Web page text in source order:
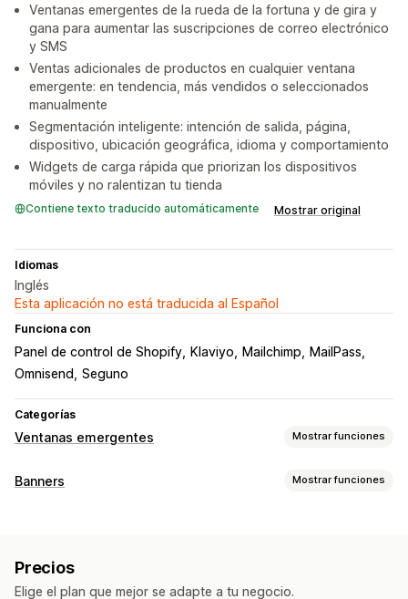
Ventanas emergentes de la rueda de la fortuna y de gira y
gana para aumentar las suscripciones de correo electrónico
y SMS
Ventas adicionales de productos en cualquier ventana
emergente: en tendencia, más vendidos o seleccionados
manualmente
Segmentación inteligente: intención de salida, página,
dispositivo, ubicación geográfica, idioma y comportamiento
Widgets de carga rápida que priorizan los dispositivos
móviles y no ralentizan tu tienda
Contiene texto traducido automáticamente Mostrar original
Idiomas
Inglés
Esta aplicación no está traducida al Español
Funciona con
Panel de control de Shopify Klaviyo Mailchimp MailPass
Omnisend Seguno
Categorías
Ventanas emergentes Mostrar funciones
Tipos de ventanas emergentes
Ventanas emergentes de carrito
Banners Mostrar funciones
Envío gratis
Cuenta regresiva
Precios
Elige el plan que mejor se adapte a tu negocio.